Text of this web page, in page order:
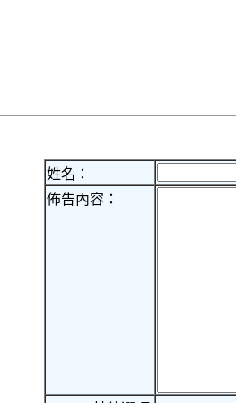
姓名：
佈告內容：